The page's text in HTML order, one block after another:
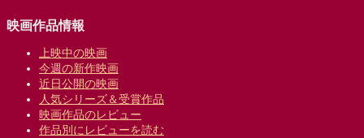
映画作品情報
上映中の映画
今週の新作映画
近日公開の映画
人気シリーズ＆受賞作品
映画作品のレビュー
作品別にレビューを読む